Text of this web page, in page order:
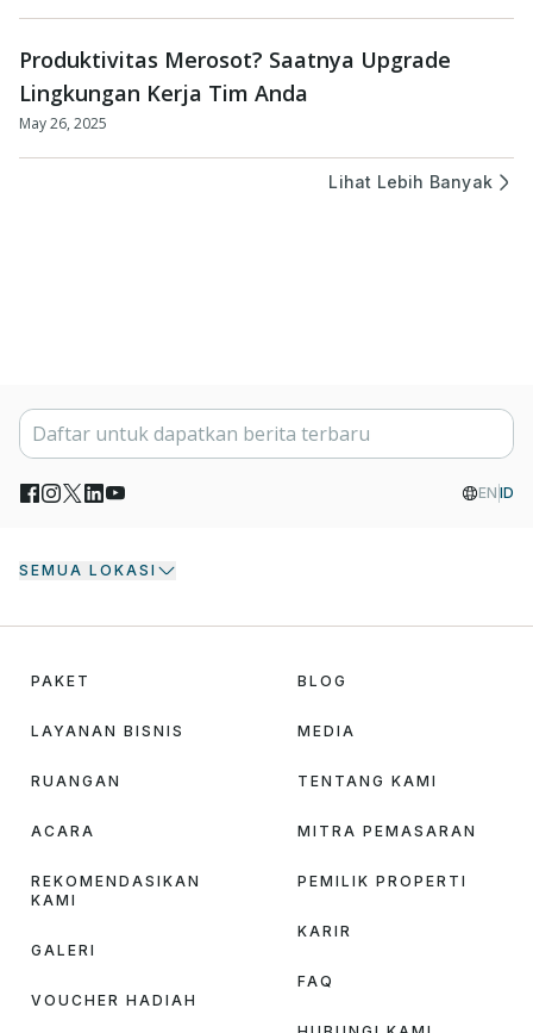
Produktivitas Merosot? Saatnya Upgrade
Lingkungan Kerja Tim Anda
May 26, 2025
Lihat Lebih Banyak
EN ID
SEMUA LOKASI
PAKET
LAYANAN BISNIS
RUANGAN
ACARA
REKOMENDASIKAN
KAMI
GALERI
VOUCHER HADIAH
BLOG
MEDIA
TENTANG KAMI
MITRA PEMASARAN
PEMILIK PROPERTI
KARIR
FAQ